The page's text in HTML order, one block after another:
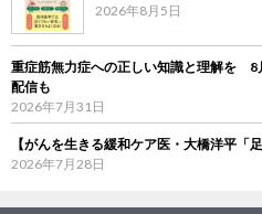
2026年8月5日
重症筋無力症への正しい知識と理解を 8
配信も
2026年7月31日
【がんを生きる緩和ケア医・大橋洋平「
2026年7月28日